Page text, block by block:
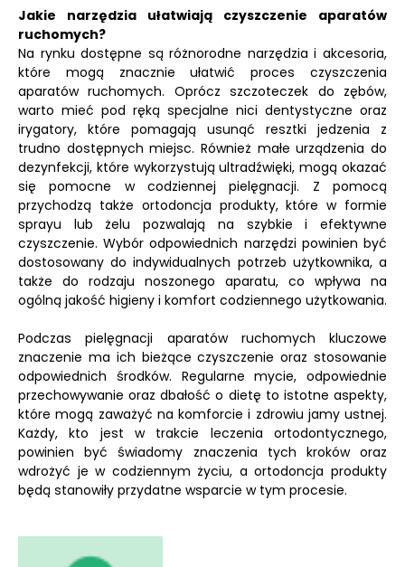
Jakie narzędzia ułatwiają czyszczenie aparatów
ruchomych?
Na rynku dostępne są różnorodne narzędzia i akcesoria,
które mogą znacznie ułatwić proces czyszczenia
aparatów ruchomych. Oprócz szczoteczek do zębów,
warto mieć pod ręką specjalne nici dentystyczne oraz
irygatory, które pomagają usunąć resztki jedzenia z
trudno dostępnych miejsc. Również małe urządzenia do
dezynfekcji, które wykorzystują ultradźwięki, mogą okazać
się pomocne w codziennej pielęgnacji. Z pomocą
przychodzą także ortodoncja produkty, które w formie
sprayu lub żelu pozwalają na szybkie i efektywne
czyszczenie. Wybór odpowiednich narzędzi powinien być
dostosowany do indywidualnych potrzeb użytkownika, a
także do rodzaju noszonego aparatu, co wpływa na
ogólną jakość higieny i komfort codziennego użytkowania.
Podczas pielęgnacji aparatów ruchomych kluczowe
znaczenie ma ich bieżące czyszczenie oraz stosowanie
odpowiednich środków. Regularne mycie, odpowiednie
przechowywanie oraz dbałość o dietę to istotne aspekty,
które mogą zaważyć na komforcie i zdrowiu jamy ustnej.
Każdy, kto jest w trakcie leczenia ortodontycznego,
powinien być świadomy znaczenia tych kroków oraz
wdrożyć je w codziennym życiu, a ortodoncja produkty
będą stanowiły przydatne wsparcie w tym procesie.